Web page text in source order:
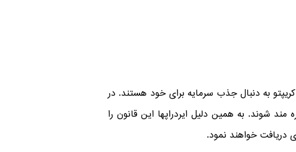
به دنبال جذب سرمایه برای خود هستند. در
مند شوند. به همین دلیل ایردراپها این قانون را
دریافت خواهند نمود.